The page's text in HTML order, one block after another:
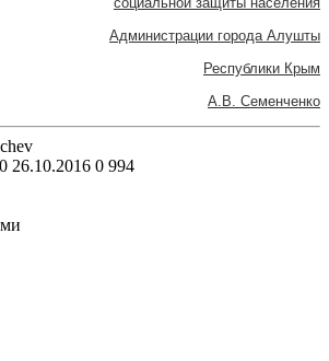
Администрации города Алушты
Республики Крым
А.В. Семенченко
26.10.2016 0 994